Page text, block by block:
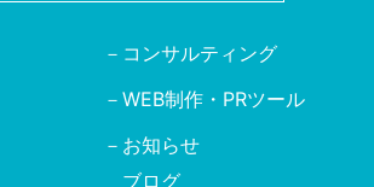
コンサルティング
WEB制作・PRツール
お知らせ
ブログ